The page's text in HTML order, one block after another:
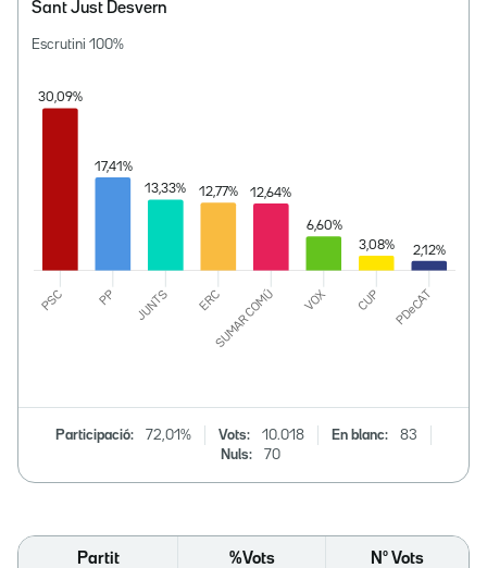
Sant Just Desvern
Escrutini 100%
Participació: 72,01% Vots: 10.018 En blanc:
83
Nuls:
70
Partit %Vots Nº Vots